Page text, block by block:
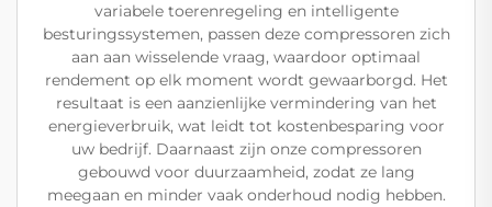
variabele toerenregeling en intelligente
besturingssystemen, passen deze compressoren zich
aan aan wisselende vraag, waardoor optimaal
rendement op elk moment wordt gewaarborgd. Het
resultaat is een aanzienlijke vermindering van het
energieverbruik, wat leidt tot kostenbesparing voor
uw bedrijf. Daarnaast zijn onze compressoren
gebouwd voor duurzaamheid, zodat ze lang
meegaan en minder vaak onderhoud nodig hebben.